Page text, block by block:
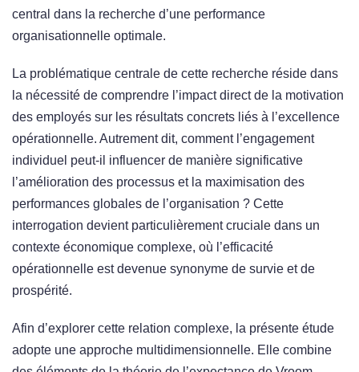
central dans la recherche d’une performance
organisationnelle optimale.
La problématique centrale de cette recherche réside dans
la nécessité de comprendre l’impact direct de la motivation
des employés sur les résultats concrets liés à l’excellence
opérationnelle. Autrement dit, comment l’engagement
individuel peut-il influencer de manière significative
l’amélioration des processus et la maximisation des
performances globales de l’organisation ? Cette
interrogation devient particulièrement cruciale dans un
contexte économique complexe, où l’efficacité
opérationnelle est devenue synonyme de survie et de
prospérité.
Afin d’explorer cette relation complexe, la présente étude
adopte une approche multidimensionnelle. Elle combine